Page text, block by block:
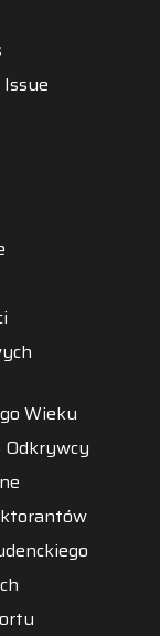
Wieku
Odkrywcy